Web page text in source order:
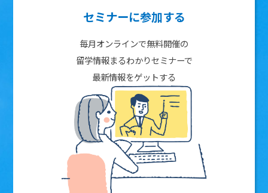
セミナーに参加する
毎月オンラインで無料開催の
留学情報まるわかりセミナーで
最新情報をゲットする